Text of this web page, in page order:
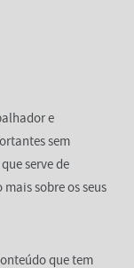
e
sem
serve de
sobre os seus
que tem